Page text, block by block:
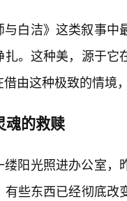
与白洁》这类叙事
。这种美，源于
由这种极致的情境
魂的救赎
缕阳光照进办公室
有些东西已经彻底